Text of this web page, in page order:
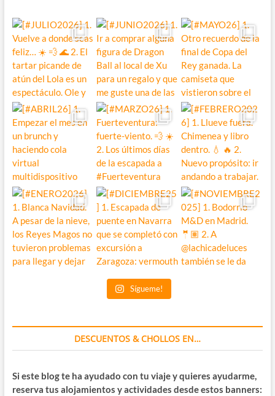
Sígueme!
DESCUENTOS & CHOLLOS EN…
Si este blog te ha ayudado con tu viaje y quieres ayudarme,
reserva tus alojamientos y actividades desde estos banners: